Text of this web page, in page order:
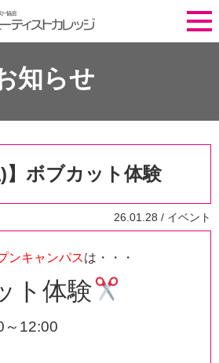
知らせ
)】ボブカット体験
26.01.28 / イベント
ンキャンパスは・・・
ト体験
～12:00